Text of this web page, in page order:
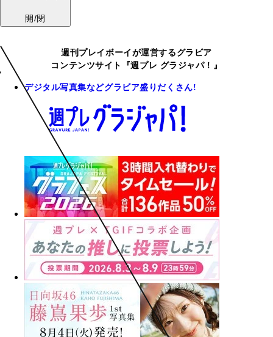
開/閉
週刊プレイボーイが運営するグラビア
コンテンツサイト『週プレ グラジャパ！』
デジタル写真集などグラビア盛りだくさん!